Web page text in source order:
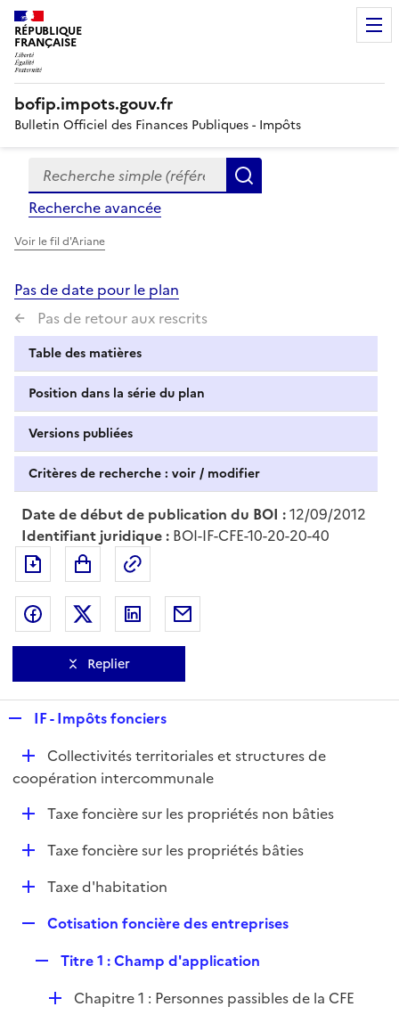
RÉPUBLIQUE
FRANÇAISE
bofip.impots.gouv.fr
Bulletin Officiel des Finances Publiques - Impôts
Formulaire
de
recherche
Recherche simple (références, mots clés, partie du
Recherche avancée
Voir le fil d'Ariane
Pas de date pour le plan
Pas de retour aux rescrits
Table des matières
Position dans la série du plan
Versions publiées
Critères de recherche : voir / modifier
Date de début de publication du BOI :12/09/2012
Identifiant juridique : BOI-IF-CFE-10-20-20-40
Exporter le document au format pdf
Partager sur Facebook
Partager sur Twitter
Partager sur LinkedIn
Replier
p
l
i
e
r
IF - Impôts fonciers
D
é
Collectivités territoriales et structures de
coopération intercommunale
DTaxe foncière sur les propriétés non bâties
D
e
Taxe foncière sur les propriétés bâties
D
p
Taxe d'habitation
p
Cotisation foncière des entreprises
p
Titre 1 : Champ d'application
DChapitre 1 : Personnes passibles de la CFE